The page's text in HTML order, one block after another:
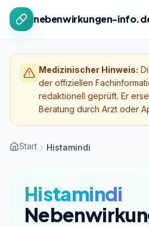
Zum Inhalt springen
nebenwirkungen-
Medizinischer Hinweis:
der offiziellen
redaktionell geprüft. Er
Beratung durch Arzt oder
Start Histamindi
Histamindi